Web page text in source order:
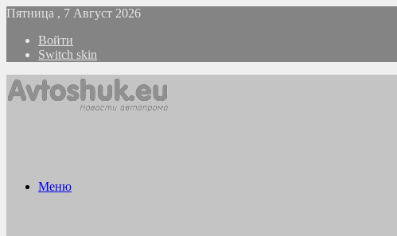
Пятница , 7 Август 2026
Войти
Switch skin
Меню